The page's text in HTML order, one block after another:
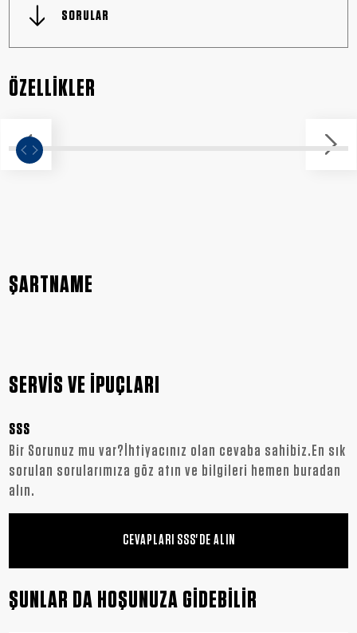
SORULAR
ÖZELLİKLER
ŞARTNAME
SERVİS VE İPUÇLARI
SSS
Bir Sorunuz mu var?İhtiyacınız olan cevaba sahibiz.En sık
sorulan sorularımıza göz atın ve bilgileri hemen buradan
alın.
CEVAPLARI SSS'DE ALIN
ŞUNLAR DA HOŞUNUZA GİDEBİLİR